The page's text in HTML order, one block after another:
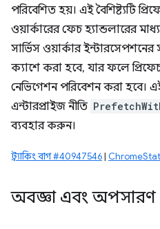
পরিবেশিত হয়। এই বৈশিষ্ট্যটি
ওয়ার্কারের ফেচ হ্যান্ডলারের
সার্ভিস ওয়ার্কার ইন্টারসেপশনের
ক্যাশে করা হবে, যার ফলে প্রিফেচ
নেভিগেশন পরিবেশন করা হবে। এই
এন্টারপ্রাইজ নীতি
ব্যবহার করুন।
ট্র্যাকিং বাগ #40947546|
অবজ্ঞা এবং অপসারণ